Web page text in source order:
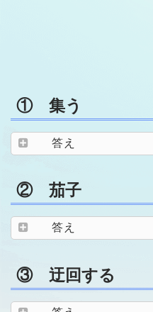
① 集う
答え
② 茄子
答え
③ 迂回する